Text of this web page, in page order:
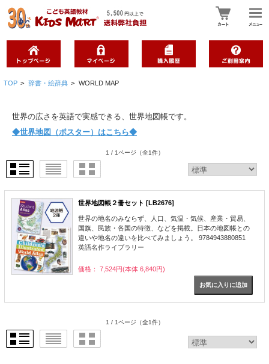
TOP > 辞書・絵辞典 > WORLD MAP
世界の広さを英語で実感できる、世界地図帳です。
◆世界地図（ポスター）はこちら◆
1 / 1ページ （全1件）
世界地図帳２冊セット [LB2676]
世界の地名のみならず、人口、気温・気候、産業・貿易、
国旗、民族・各国の特徴、などを掲載。日本の地図帳との
違いや地名の違いを比べてみましょう。 9784943880851
英語名作ライブラリー
価格： 7,524円(本体 6,840円)
1 / 1ページ （全1件）